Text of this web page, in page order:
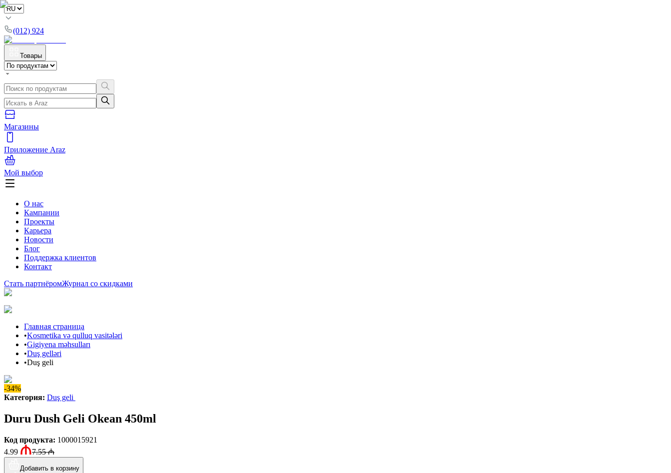
(012) 924
Товары
Магазины
Приложение Araz
Мой выбор
О нас
Кампании
Проекты
Карьера
Новости
Блог
Поддержка клиентов
Контакт
Стать партнёромЖурнал со скидками
Главная страница
•Kosmetika və qulluq vasitələri
•Gigiyena məhsulları
•Duş gelləri
•Duş geli
-34%
Категория: Duş geli
Duru Dush Geli Okean 450ml
Код продукта: 1000015921
4.99
7.55₼
Добавить в корзину